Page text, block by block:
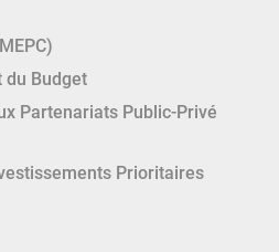
du Budget
Partenariats Public-Privé
Prioritaires